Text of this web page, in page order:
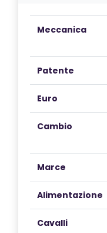
Meccanica
Patente
Euro
Cambio
Marce
Alimentazione
Cavalli